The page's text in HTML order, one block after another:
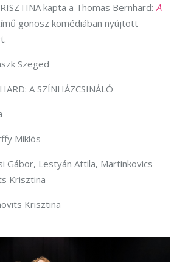
kapta a Thomas Bernhard: A
gonosz komédiában nyújtott
Szeged
A SZÍNHÁZCSINÁLÓ
Miklós
Gábor, Lestyán Attila, Martinkovics
Krisztina
Krisztina